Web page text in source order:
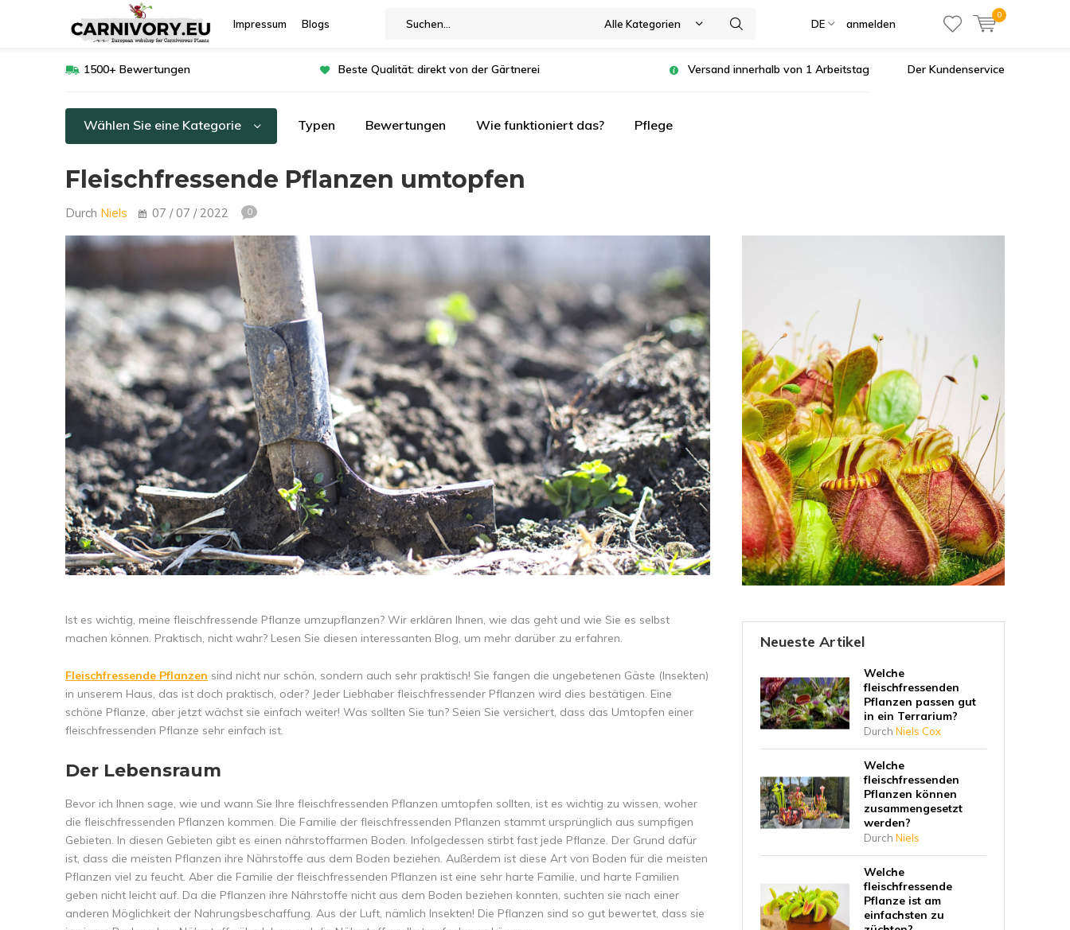
Impressum Blogs Alle Kategorien DE anmelden
0
1500+ Bewertungen Beste Qualität: direkt von der Gärtnerei Versand innerhalb von 1 Arbeitstag Der Kundenservice
Wählen Sie eine Kategorie Typen Bewertungen Wie funktioniert das? Pflege
Fleischfressende Pflanzen umtopfen
Durch Niels 07 / 07 / 2022 0
Ist es wichtig, meine fleischfressende Pflanze umzupflanzen? Wir erklären Ihnen, wie das geht und wie Sie es selbst
machen können. Praktisch, nicht wahr? Lesen Sie diesen interessanten Blog, um mehr darüber zu erfahren.
Fleischfressende Pflanzen sind nicht nur schön, sondern auch sehr praktisch! Sie fangen die ungebetenen Gäste (Insekten)
in unserem Haus, das ist doch praktisch, oder? Jeder Liebhaber fleischfressender Pflanzen wird dies bestätigen. Eine
schöne Pflanze, aber jetzt wächst sie einfach weiter! Was sollten Sie tun? Seien Sie versichert, dass das Umtopfen einer
fleischfressenden Pflanze sehr einfach ist.
Der Lebensraum
Bevor ich Ihnen sage, wie und wann Sie Ihre fleischfressenden Pflanzen umtopfen sollten, ist es wichtig zu wissen, woher
die fleischfressenden Pflanzen kommen. Die Familie der fleischfressenden Pflanzen stammt ursprünglich aus sumpfigen
Gebieten. In diesen Gebieten gibt es einen nährstoffarmen Boden. Infolgedessen stirbt fast jede Pflanze. Der Grund dafür
ist, dass die meisten Pflanzen ihre Nährstoffe aus dem Boden beziehen. Außerdem ist diese Art von Boden für die meisten
Pflanzen viel zu feucht. Aber die Familie der fleischfressenden Pflanzen ist eine sehr harte Familie, und harte Familien
geben nicht leicht auf. Da die Pflanzen ihre Nährstoffe nicht aus dem Boden beziehen konnten, suchten sie nach einer
anderen Möglichkeit der Nahrungsbeschaffung. Aus der Luft, nämlich Insekten! Die Pflanzen sind so gut bewertet, dass sie
Neueste Artikel
Welche
fleischfressenden
Pflanzen passen gut
in ein Terrarium?
Durch Niels Cox
Welche
fleischfressenden
Pflanzen können
zusammengesetzt
werden?
Durch Niels
Welche
fleischfressende
Pflanze ist am
einfachsten zu